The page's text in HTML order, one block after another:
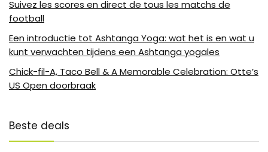
Suivez les scores en direct de tous les matchs de
football
Een introductie tot Ashtanga Yoga: wat het is en wat u
kunt verwachten tijdens een Ashtanga yogales
Chick-fil-A, Taco Bell & A Memorable Celebration: Otte’s
US Open doorbraak
Beste deals